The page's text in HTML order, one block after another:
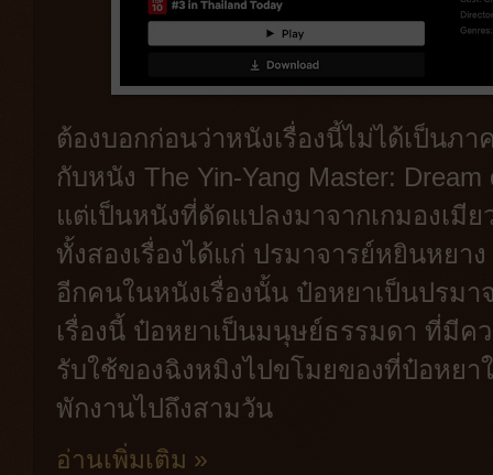
ต้องบอกก่อนว่าหนังเรื่องนี้ไม่ได้เป็นภา
กับหนัง The Yin-Yang Master:
แต่เป็นหนังที่ดัดแปลงมาจากเกมองเมี
ทั้งสองเรื่องได้แก่ ปรมาจารย์หยินหย
อีกคนในหนังเรื่องนั้น ป๋อหยาเป็นปรม
เรื่องนี้ ป๋อหยาเป็นมนุษย์ธรรมดา ที่มีค
รับใช้ของฉิงหมิงไปขโมยของที่ป๋อหย
พักงานไปถึงสามวัน
อ่านเพิ่มเติม »